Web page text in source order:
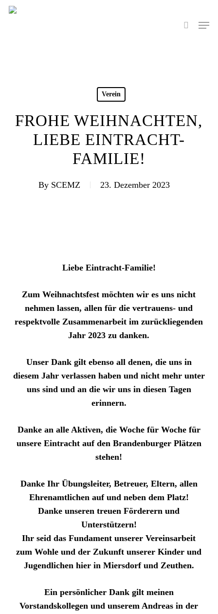
Skip
search
Menu
Verein
FROHE WEIHNACHTEN,
LIEBE EINTRACHT-
FAMILIE!
By SCEMZ 23. Dezember 2023
Liebe Eintracht-Familie!
Zum Weihnachtsfest möchten wir es uns nicht
nehmen lassen, allen für die vertrauens- und
respektvolle Zusammenarbeit im zurückliegenden
Jahr 2023 zu danken.
Unser Dank gilt ebenso all denen, die uns in
diesem Jahr verlassen haben und nicht mehr unter
uns sind und an die wir uns in diesen Tagen
erinnern.
Danke an alle Aktiven, die Woche für Woche für
unsere Eintracht auf den Brandenburger Plätzen
stehen!
Danke Ihr Übungsleiter, Betreuer, Eltern, allen
Ehrenamtlichen auf und neben dem Platz!
Danke unseren treuen Förderern und
Unterstützern!
Ihr seid das Fundament unserer Vereinsarbeit
zum Wohle und der Zukunft unserer Kinder und
Jugendlichen hier in Miersdorf und Zeuthen.
Ein persönlicher Dank gilt meinen
Vorstandskollegen und unserem Andreas in der